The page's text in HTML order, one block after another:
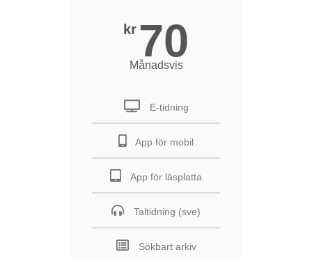
kr 70
Månadsvis
E-tidning
App för mobil
App för läsplatta
Taltidning (sve)
Sökbart arkiv